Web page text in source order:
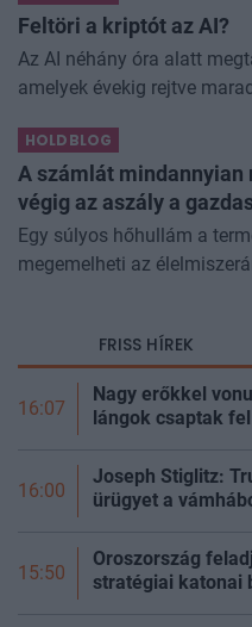
Feltöri a kriptót az AI?
Az AI néhány óra alatt
amelyek évekig rejtve
különösen nagy...
HOLDBLOG
A számlát
végig az aszály a
Egy súlyos hőhullám a
megemelheti az
FRISS HÍREK
16:07
Nagy erőkkel
lángok csaptak
16:00
Joseph Stiglitz:
ürügyet a
15:50
Oroszország
stratégiai katonai